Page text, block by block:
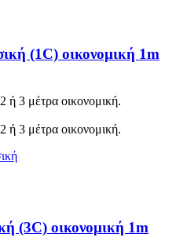
(1C) οικονομική 1m
ή 3 μέτρα οικονομική.
ή 3 μέτρα οικονομική.
(3C) οικονομική 1m